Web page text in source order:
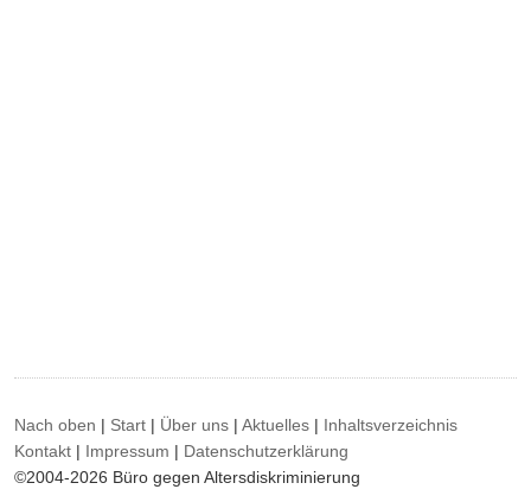
Nach oben | Start | Über uns |Aktuelles | Inhaltsverzeichnis
Kontakt | Impressum | Datenschutzerklärung
©2004-2026 Büro gegen Altersdiskriminierung